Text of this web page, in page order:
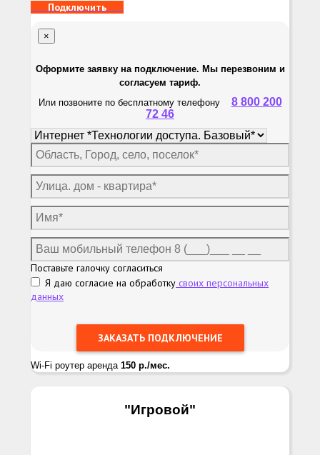
Подключить
×
Оформите заявку на подключение. Мы перезвоним и
согласуем тариф.
Или позвоните по бесплатному телефону 8 800 200
72 46
Поставьте галочку согласиться
Я даю согласие на обработку своих персональных
данных
Wi-Fi роутер аренда 150 р./мес.
"Игровой"